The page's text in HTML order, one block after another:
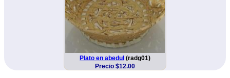
Plato en abedul (radg01)
Precio $12.00